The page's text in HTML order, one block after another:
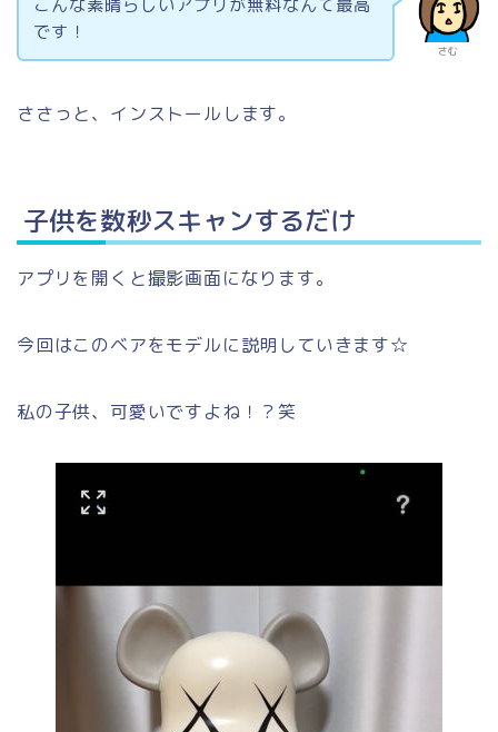
さむ
です！
ささっと、インストールします。
子供を数秒スキャンするだけ
アプリを開くと撮影画面になります。
今回はこのベアをモデルに説明していきます☆
私の子供、可愛いですよね！？笑